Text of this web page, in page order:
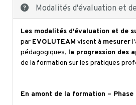
Modalités d'évaluation et
Les modalités d'évaluation et de
par EVOLUTEAM visent à mesurer
pédagogiques, la progression des
de la formation sur les pratiques
En amont de la formation – Phase